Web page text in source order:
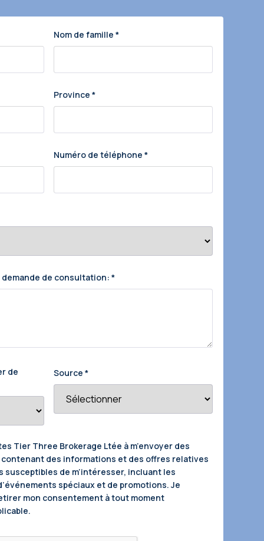
Nom de famille *
Province *
Numéro de téléphone *
de consultation: *
de Source *
Tier Three Brokerage Ltée à m’envoyer des
des informations et des offres relatives
susceptibles de m’intéresser, incluant les
spéciaux et de promotions. Je
mon consentement à tout moment